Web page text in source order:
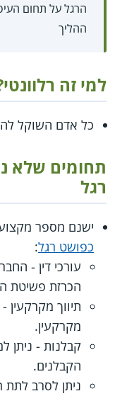
הרגל על תחום
ההליך
למי זה
כל אדם השוקל
תחומים שלא
רגל
ישנם מספר
כפושט רגל:
עורכי דין -
הכרזת פשיטת
תיווך מקרקעין
מקרקעין.
קבלנות - ניתן
הקבלנים.
ניתן לסרב לתת